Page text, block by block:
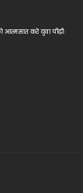
आत्मसात करे युवा पीढ़ीः